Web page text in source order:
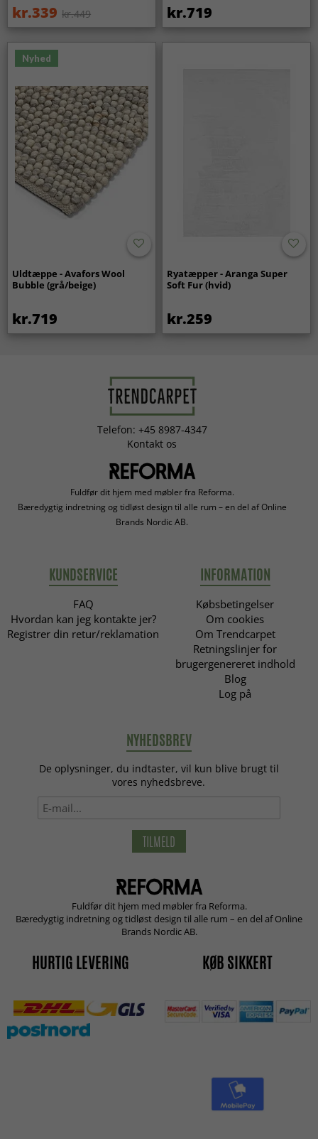
kr.339 kr.449 kr.719
Nyhed
Uldtæppe - Avafors Wool
Bubble (grå/beige)
kr.719
Ryatæpper - Aranga Super
Soft Fur (hvid)
kr.259
Telefon: +45 8987-4347
Kontakt os
Fuldfør dit hjem med møbler fra Reforma.
Bæredygtig indretning og tidløst design til alle rum – en del af Online
Brands Nordic AB.
KUNDSERVICE
FAQ
Hvordan kan jeg kontakte jer?
Registrer din retur/reklamation
INFORMATION
Købsbetingelser
Om cookies
Om Trendcarpet
Retningslinjer for
brugergenereret indhold
Blog
Log på
NYHEDSBREV
De oplysninger, du indtaster, vil kun blive brugt til
vores nyhedsbreve.
TILMELD
Fuldfør dit hjem med møbler fra Reforma.
Bæredygtig indretning og tidløst design til alle rum – en del af Online
Brands Nordic AB.
HURTIG LEVERING KØB SIKKERT